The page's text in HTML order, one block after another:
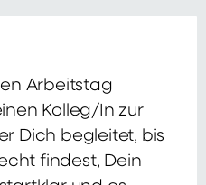
Arbeitstag
Kolleg/In zur
Dich begleitet, bis
findest, Dein